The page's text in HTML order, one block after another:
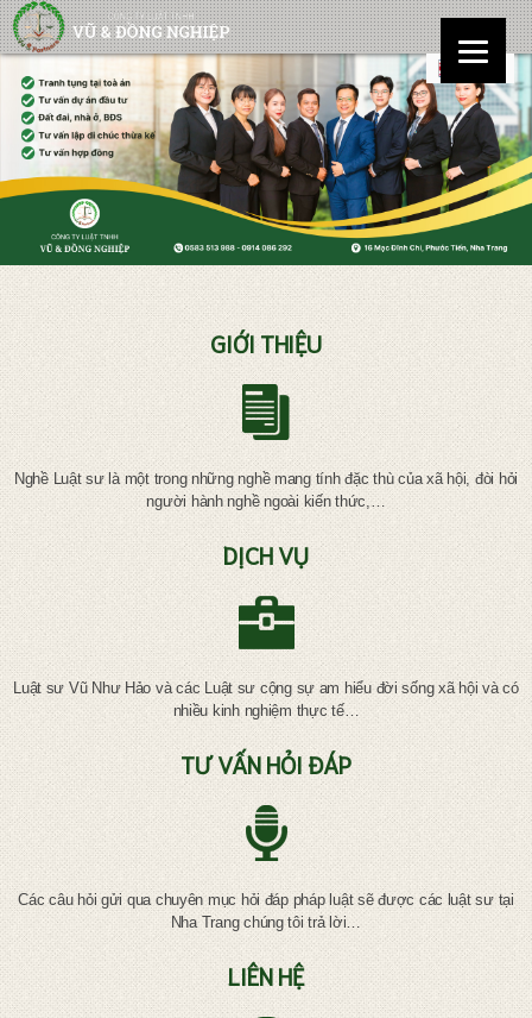
GIỚI THIỆU
Nghề Luật sư là một trong những nghề mang tính đặc thù của xã hội, đòi hỏi
người hành nghề ngoài kiến thức,…
DỊCH VỤ
Luật sư Vũ Như Hảo và các Luật sư cộng sự am hiểu đời sống xã hội và có
nhiều kinh nghiệm thực tế…
TƯ VẤN HỎI ĐÁP
Các câu hỏi gửi qua chuyên mục hỏi đáp pháp luật sẽ được các luật sư tại
Nha Trang chúng tôi trả lời…
LIÊN HỆ